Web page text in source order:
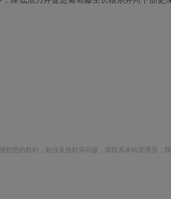
您的权利，如涉及侵权等问题，请联系本站管理员，